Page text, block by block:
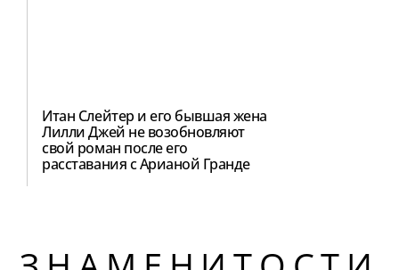
Итан Слейтер и его бывшая жена
Лилли Джей не возобновляют
свой роман после его
расставания с Арианой Гранде